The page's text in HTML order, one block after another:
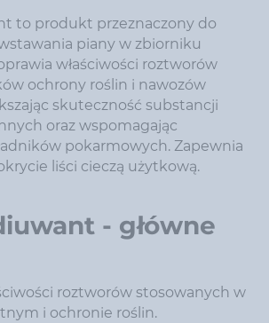
to produkt przeznaczony do
piany w zbiorniku
właściwości roztworów
ochrony roślin i nawozów
skuteczność substancji
oraz wspomagając
pokarmowych. Zapewnia
liści cieczą użytkową.
- główne
roztworów stosowanych w
i ochronie roślin.